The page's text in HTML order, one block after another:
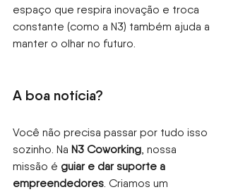
espaço que respira inovação e troca
constante (como a N3) também ajuda a
manter o olhar no futuro.
A boa notícia?
Você não precisa passar por tudo isso
sozinho. Na N3 Coworking , nossa
missão é guiar e dar suporte a
empreendedores . Criamos um